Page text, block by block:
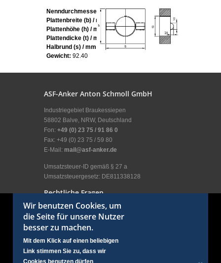
Nenndurchmesser:M140
Plattenbreite (b) / mm:
280
Plattenhöhe (h) / mm:280
Plattendicke (t) / mm:
Halbrund (s) / mm:
60
Gewicht: 92.40
ASF-Anker Anton Schmoll GmbH
Industriegebiet Braukessiepen
58802 Balve, NRW, Deutschland
Fon: +49 (0) 23 75 / 91 86 0
Fax: +49 (0) 23 75 / 59 80
E-Mail: mail@asf-anker.de
Umsatzsteuer-ID gemäß § 27 a
Umsatzsteuergesetz: DE811338128
Rechtliche Fragen
Impressum
Allgemeine Geschäftsbedingungen
Allgemeine Nutzungsbedingungen
Kundenbereich
Anmelden
Wir benutzen Cookies, um
die Seite für unsere Nutzer
besser zu machen.
Mit dem Klick auf einen beliebigen
Link stimmen Sie zu, dass wir
Cookies benutzen dürfen